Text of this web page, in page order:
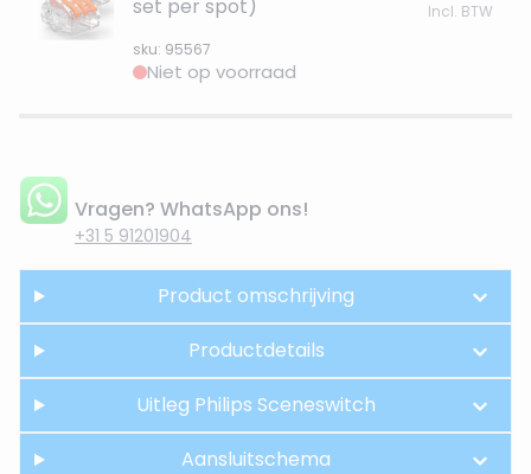
set per spot)
sku: 95567
Incl. BTW
Niet op voorraad
Vragen? WhatsApp ons!
+31 5 91201904
Product omschrijving
Productdetails
Uitleg Philips Sceneswitch
Aansluitschema